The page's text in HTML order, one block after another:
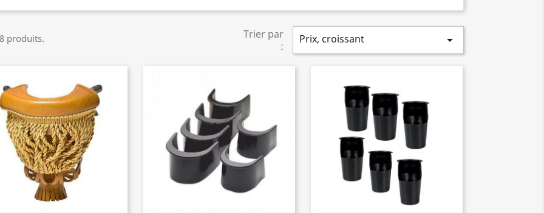
produits.
Trier par
:
Prix, croissant 